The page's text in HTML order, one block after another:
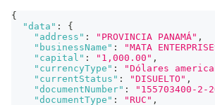
{
"data" :
{
"address" : "PROVINCIA PANAMÁ" ,
"businessName" : "MATA
"capital" : "1,000.00" ,
"currencyType" : "Dólares
"currentStatus" : "DISUELTO" ,
"documentNumber" : "155703400-2-
"documentType" : "RUC" ,